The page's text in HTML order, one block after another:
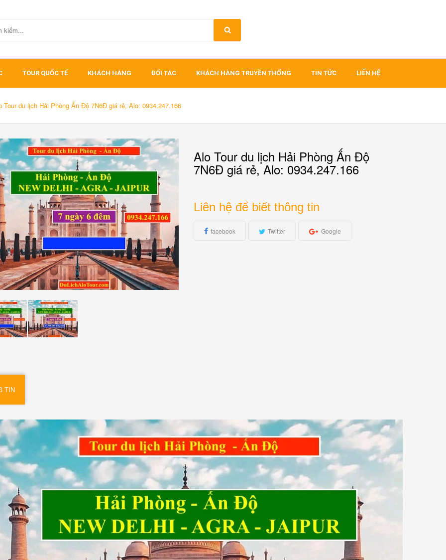
TOUR QUỐC TẾ KHÁCH HÀNG ĐỐI TÁC KHÁCH HÀNG TRUYỀN THỐNG TIN TỨC LIÊN HỆ
Tour du lịch Hải Phòng Ấn Độ 7N6Đ giá rẻ, Alo: 0934.247.166
Alo Tour du lịch Hải Phòng Ấn Độ
7N6Đ giá rẻ, Alo: 0934.247.166
Liên hệ để biết thông tin
facebook Twitter Google
TIN